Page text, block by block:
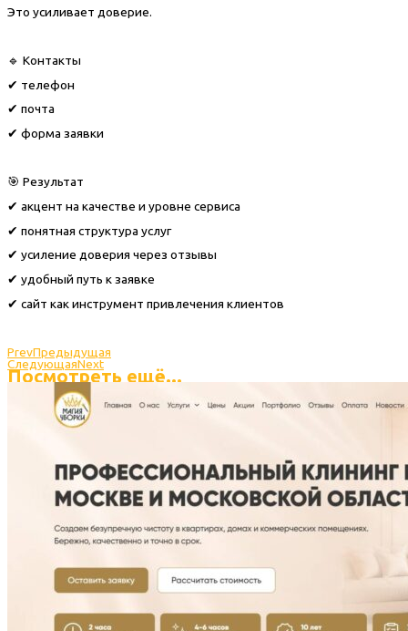
Это усиливает доверие.
🔹 Контакты
✔ телефон
✔ почта
✔ форма заявки
🎯 Результат
✔ акцент на качестве и уровне сервиса
✔ понятная структура услуг
✔ усиление доверия через отзывы
✔ удобный путь к заявке
✔ сайт как инструмент привлечения клиентов
PrevПредыдущая
СледующаяNext
Посмотреть ещё...